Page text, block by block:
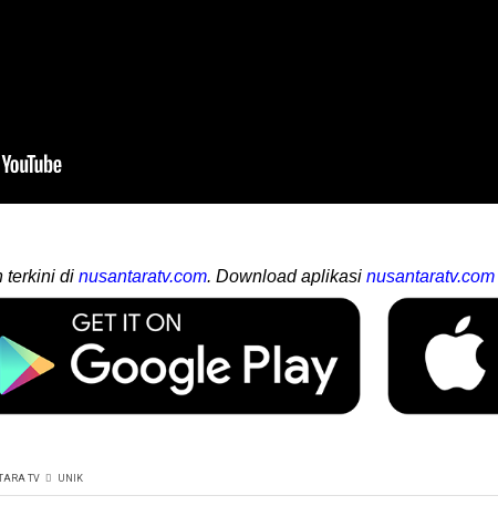
terkini di nusantaratv.com. Download aplikasi nusantaratv.com
TV UNIK